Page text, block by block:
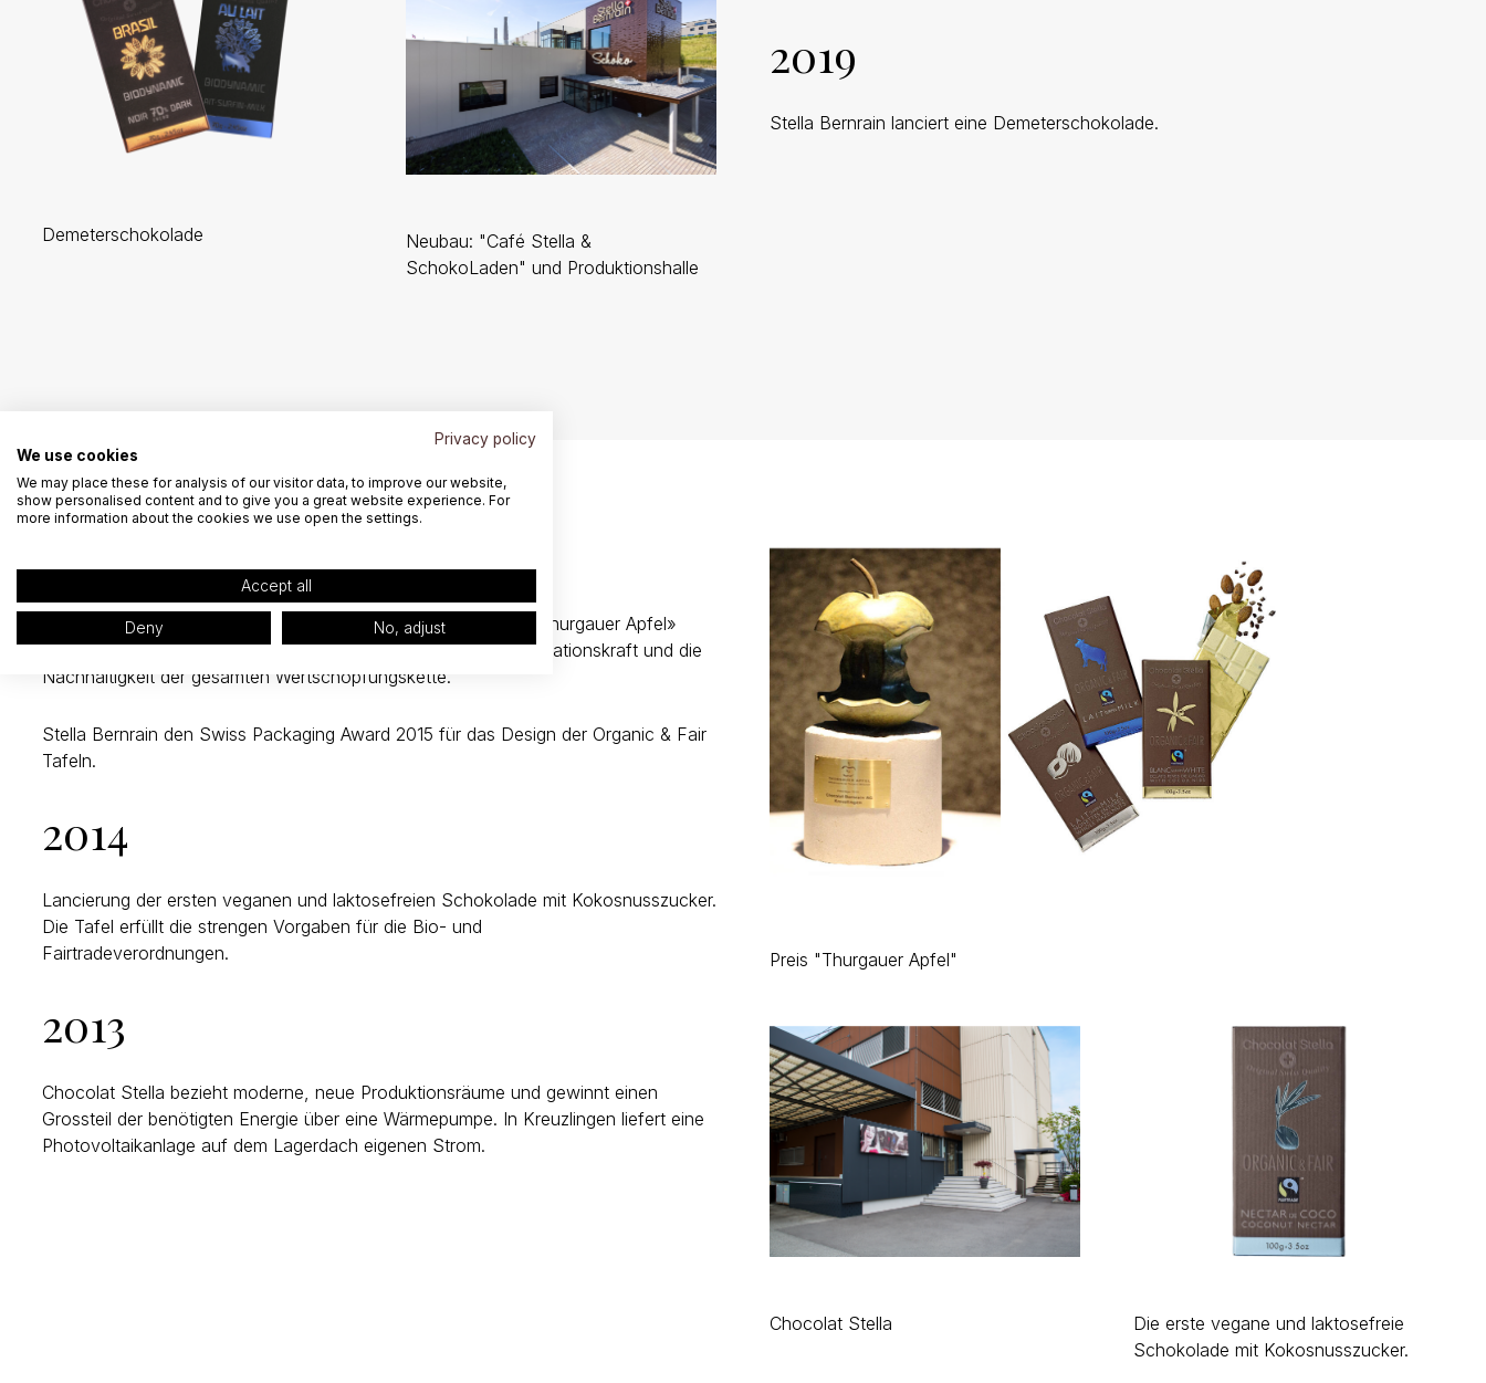
Demeterschokolade
Neubau: "Café Stella &
SchokoLaden" und Produktionshalle
2019
Stella Bernrain lanciert eine Demeterschokolade.
2015
Die Chocolat Berrnrain wird mit dem 17-ten Motivationspreis «Thurgauer Apfel»
ausgezeichnet. In ihrer Entscheidung betonte die Jury die Innovationskraft und die
Nachhaltigkeit der gesamten Wertschöpfungskette.
Stella Bernrain den Swiss Packaging Award 2015 für das Design der Organic & Fair
Tafeln.
2014
Lancierung der ersten veganen und laktosefreien Schokolade mit Kokosnusszucker.
Die Tafel erfüllt die strengen Vorgaben für die Bio- und
Fairtradeverordnungen.
2013
Chocolat Stella bezieht moderne, neue Produktionsräume und gewinnt einen
Grossteil der benötigten Energie über eine Wärmepumpe. In Kreuzlingen liefert eine
Photovoltaikanlage auf dem Lagerdach eigenen Strom.
Preis "Thurgauer Apfel"
Chocolat Stella
Die erste vegane und laktosefreie
Schokolade mit Kokosnusszucker.
Privacy policy
We use cookies
We may place these for analysis of our visitor data, to improve our website,
show personalised content and to give you a great website experience. For
more information about the cookies we use open the settings.
Accept all
Deny No, adjust